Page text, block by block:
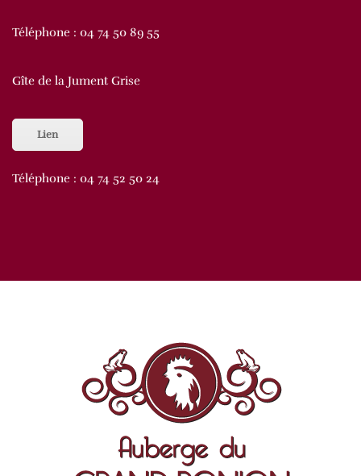
Téléphone : 04 74 50 89 55
Gîte de la Jument Grise
Lien
Téléphone : 04 74 52 50 24